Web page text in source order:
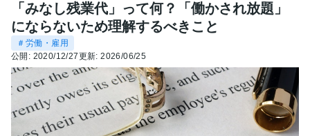
「みなし残業代」って何？「働かされ放題」
にならないため理解するべきこと
＃労働・雇用
公開: 2020/12/27更新:2026/06/25